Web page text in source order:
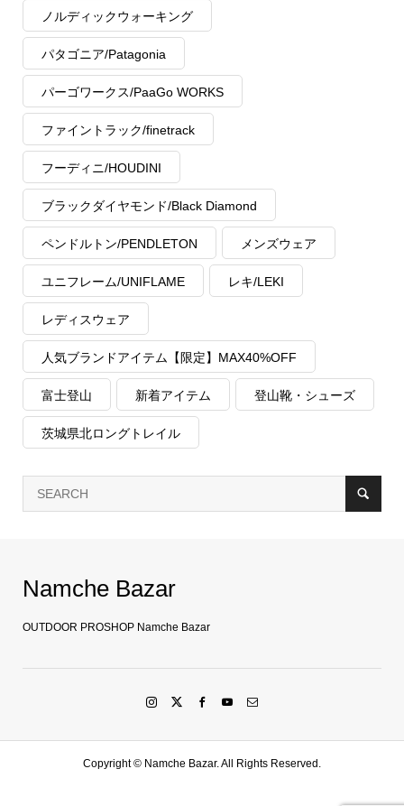
ノルディックウォーキング
パタゴニア/Patagonia
パーゴワークス/PaaGo WORKS
ファイントラック/finetrack
フーディニ/HOUDINI
ブラックダイヤモンド/Black Diamond
ペンドルトン/PENDLETON メンズウェア
ユニフレーム/UNIFLAME レキ/LEKI
レディスウェア
人気ブランドアイテム【限定】MAX40%OFF
富士登山 新着アイテム 登山靴・シューズ
茨城県北ロングトレイル
Namche Bazar
OUTDOOR PROSHOP Namche Bazar
Copyright © Namche Bazar. All Rights Reserved.